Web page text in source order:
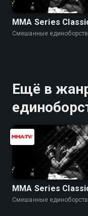
MMA Series
Смешанные
Ещё в
MMA Series
Смешанные